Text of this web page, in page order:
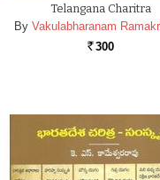
Telangana Charitra
By Vakulabharanam
Rs. 300